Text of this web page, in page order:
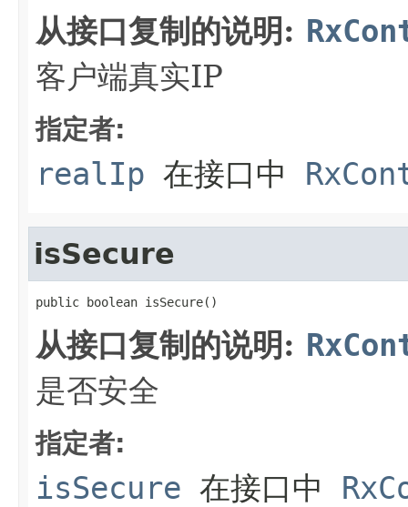
从接口复制的说明:
客户端真实IP
指定者:
realIp 在接口中
isSecure
public boolean isSecure()
从接口复制的说明:
是否安全
指定者:
isSecure 在接口中